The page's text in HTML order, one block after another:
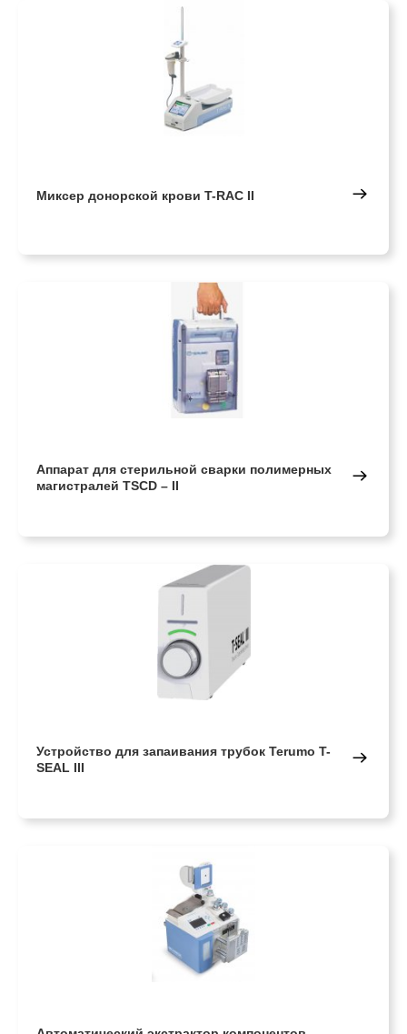
Миксер донорской крови T-RAC II
Аппарат для стерильной сварки полимерных
магистралей TSCD – II
Устройство для запаивания трубок Terumo T-
SEAL III